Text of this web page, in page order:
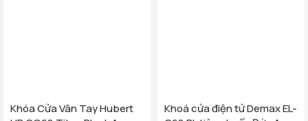
Khóa Cửa Vân Tay Hubert
Khoá cửa điện tử Demax EL-